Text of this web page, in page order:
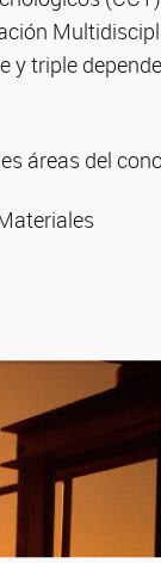
y triple
áreas del